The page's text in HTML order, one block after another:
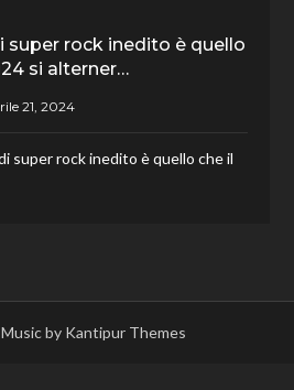
super rock inedito è quello
si alterner…
super rock inedito è quello che il
by Kantipur Themes